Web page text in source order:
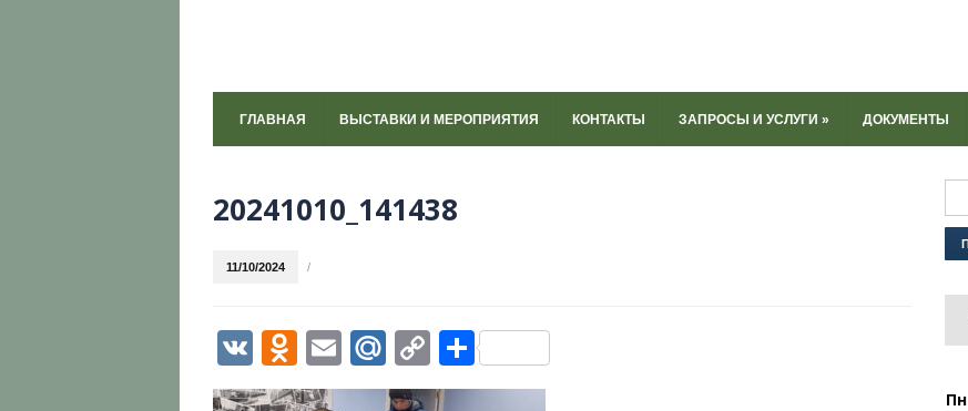
ГЛАВНАЯ ВЫСТАВКИ И МЕРОПРИЯТИЯ КОНТАКТЫ ЗАПРОСЫ И УСЛУГИ » ДОКУМЕНТЫ
20241010_141438
11/10/2024 /
VK Odnoklassniki
EmailMail.Ru
Copy
Link
Отправить
Пн